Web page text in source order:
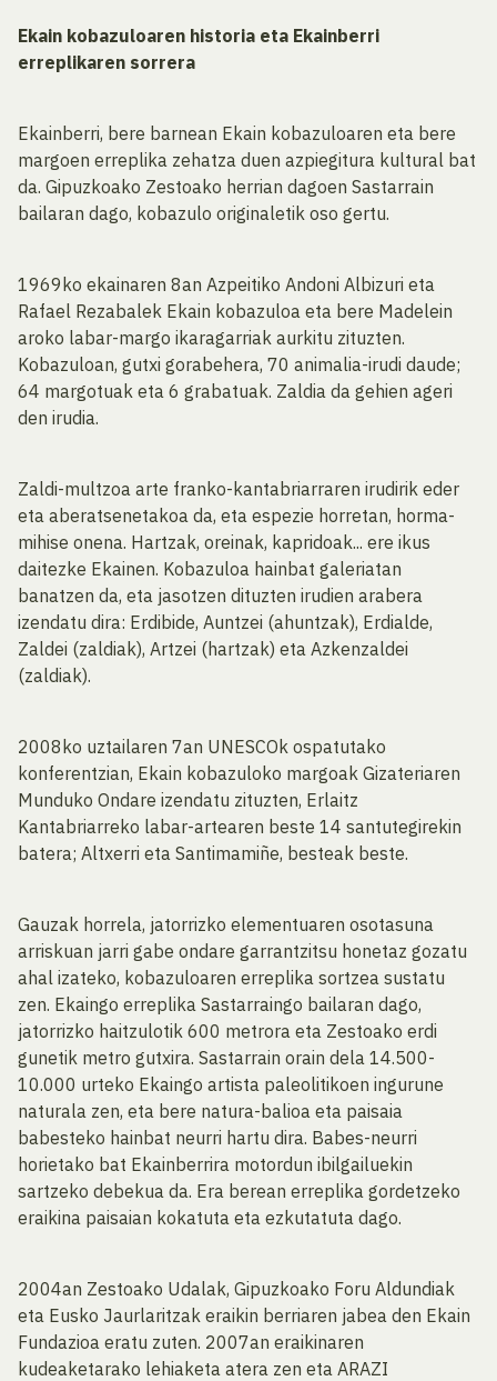
Ekain kobazuloaren historia eta Ekainberri
erreplikaren sorrera
Ekainberri, bere barnean Ekain kobazuloaren eta bere
margoen erreplika zehatza duen azpiegitura kultural bat
da. Gipuzkoako Zestoako herrian dagoen Sastarrain
bailaran dago, kobazulo originaletik oso gertu.
1969ko ekainaren 8an Azpeitiko Andoni Albizuri eta
Rafael Rezabalek Ekain kobazuloa eta bere Madelein
aroko labar-margo ikaragarriak aurkitu zituzten.
Kobazuloan, gutxi gorabehera, 70 animalia-irudi daude;
64 margotuak eta 6 grabatuak. Zaldia da gehien ageri
den irudia.
Zaldi-multzoa arte franko-kantabriarraren irudirik eder
eta aberatsenetakoa da, eta espezie horretan, horma-
mihise onena. Hartzak, oreinak, kapridoak... ere ikus
daitezke Ekainen. Kobazuloa hainbat galeriatan
banatzen da, eta jasotzen dituzten irudien arabera
izendatu dira: Erdibide, Auntzei (ahuntzak), Erdialde,
Zaldei (zaldiak), Artzei (hartzak) eta Azkenzaldei
(zaldiak).
2008ko uztailaren 7an UNESCOk ospatutako
konferentzian, Ekain kobazuloko margoak Gizateriaren
Munduko Ondare izendatu zituzten, Erlaitz
Kantabriarreko labar-artearen beste 14 santutegirekin
batera; Altxerri eta Santimamiñe, besteak beste.
Gauzak horrela, jatorrizko elementuaren osotasuna
arriskuan jarri gabe ondare garrantzitsu honetaz gozatu
ahal izateko, kobazuloaren erreplika sortzea sustatu
zen. Ekaingo erreplika Sastarraingo bailaran dago,
jatorrizko haitzulotik 600 metrora eta Zestoako erdi
gunetik metro gutxira. Sastarrain orain dela 14.500-
10.000 urteko Ekaingo artista paleolitikoen ingurune
naturala zen, eta bere natura-balioa eta paisaia
babesteko hainbat neurri hartu dira. Babes-neurri
horietako bat Ekainberrira motordun ibilgailuekin
sartzeko debekua da. Era berean erreplika gordetzeko
eraikina paisaian kokatuta eta ezkutatuta dago.
2004an Zestoako Udalak, Gipuzkoako Foru Aldundiak
eta Eusko Jaurlaritzak eraikin berriaren jabea den Ekain
Fundazioa eratu zuten. 2007an eraikinaren
kudeaketarako lehiaketa atera zen eta ARAZI